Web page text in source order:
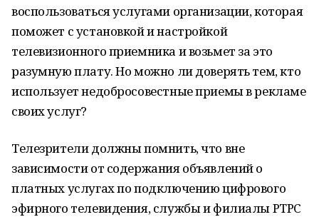
воспользоваться услугами организации, которая
поможет с установкой и настройкой
телевизионного приемника и возьмет за это
разумную плату. Но можно ли доверять тем, кто
использует недобросовестные приемы в рекламе
своих услуг?
Телезрители должны помнить, что вне
зависимости от содержания объявлений о
платных услугах по подключению цифрового
эфирного телевидения, службы и филиалы РТРС